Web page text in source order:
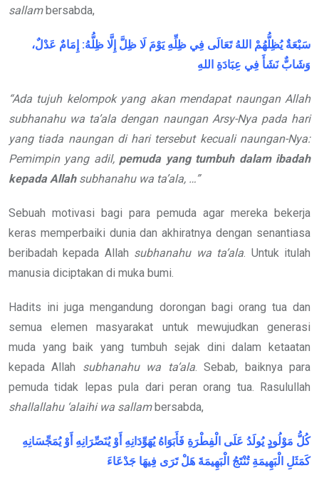
sallambersabda,
سَبْعَةٌ يُظِلُّهُمْ اللهُ تَعَالَى فِي ظِلِّهِ يَوْمَ لَا ظِلَّ إِلَّا ظِلُّهُ: إِمَامٌ عَدْلٌ،
وَشَابٌّ نَشَأَ فِي عِبَادَةِ اللهِ
“Ada tujuh kelompok yang akan mendapat naungan Allah
subhanahu wa ta’ala dengan naungan Arsy-Nya pada hari
yang tiada naungan di hari tersebut kecuali naungan-Nya:
Pemimpin yang adil, pemuda yang tumbuh dalam ibadah
kepada Allah subhanahu wa ta’ala, …”
Sebuah motivasi bagi para pemuda agar mereka bekerja
keras memperbaiki dunia dan akhiratnya dengan senantiasa
beribadah kepada Allah subhanahu wa ta’ala . Untuk itulah
manusia diciptakan di muka bumi.
Hadits ini juga mengandung dorongan bagi orang tua dan
semua elemen masyarakat untuk mewujudkan generasi
muda yang baik yang tumbuh sejak dini dalam ketaatan
kepada Allah subhanahu wa ta’ala. Sebab, baiknya para
pemuda tidak lepas pula dari peran orang tua. Rasulullah
shallallahu ‘alaihi wa sallambersabda,
كُلُّ مَوْلُودٍ يُولَدُ عَلَى الْفِطْرَةِ فَأَبَوَاهُ يُهَوِّدَانِهِ أَوْ يُنَصِّرَانِهِ أَوْ يُمَجِّسَانِهِ
كَمَثَلِ الْبَهِيمَةِ تُنْتَجُ الْبَهِيمَةَ هَلْ تَرَى فِيهَا جَدْعَاءَ